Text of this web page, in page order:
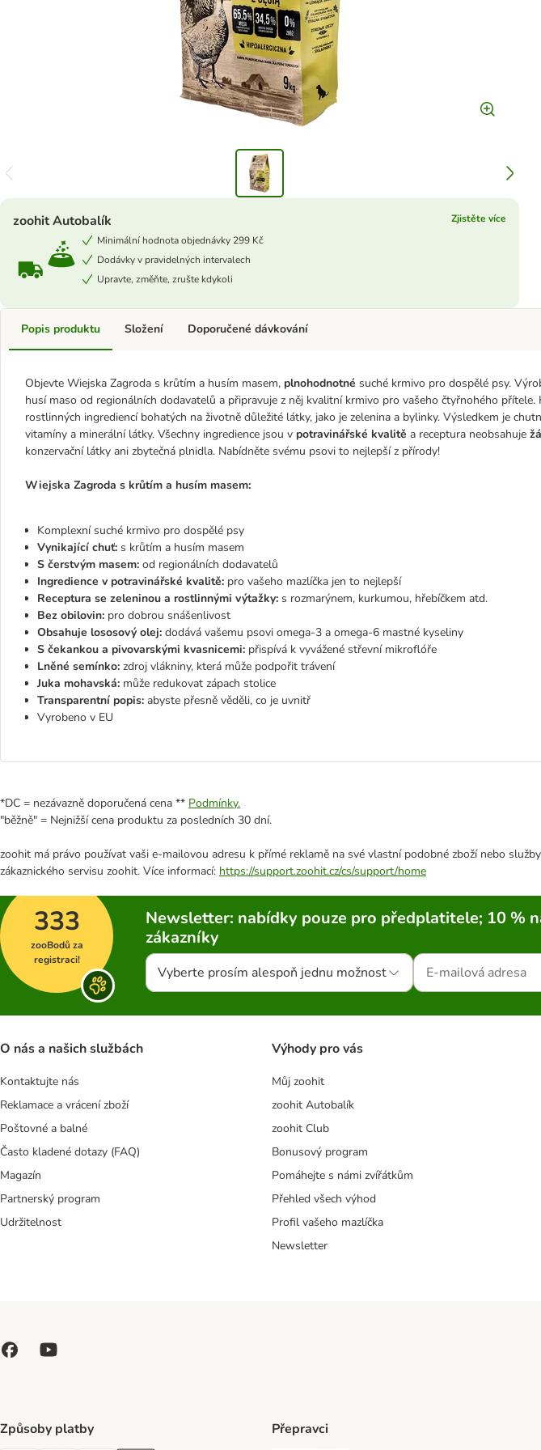
zoohit Autobalík
Zjistěte více
Minimální hodnota objednávky 299 Kč
Dodávky v pravidelných intervalech
Upravte, změňte, zrušte kdykoli
Popis produktu
Objevte Wiejska Zagroda s krůtím a husím masem, plnohodnotné suché krmivo pro dospělé psy.
husí maso od regionálních dodavatelů a připravuje z něj kvalitní krmivo pro vašeho čtyřnohého přítele.
rostlinných ingrediencí bohatých na životně důležité látky, jako je zelenina a bylinky. Výsledkem je
vitamíny a minerální látky. Všechny ingredience jsou v potravinářské kvalitě a receptura neobsahuje
konzervační látky ani zbytečná plnidla. Nabídněte svému psovi to nejlepší z přírody!
Wiejska Zagroda s krůtím a husím masem:
Komplexní suché krmivo pro dospělé psy
Vynikající chuť: s krůtím a husím masem
S čerstvým masem: od regionálních dodavatelů
Ingredience v potravinářské kvalitě: pro vašeho mazlíčka jen to nejlepší
Receptura se zeleninou a rostlinnými výtažky: s rozmarýnem, kurkumou, hřebíčkem atd.
Bez obilovin: pro dobrou snášenlivost
Obsahuje lososový olej: dodává vašemu psovi omega-3 a omega-6 mastné kyseliny
S čekankou a pivovarskými kvasnicemi: přispívá k vyvážené střevní mikroflóře
Lněné semínko: zdroj vlákniny, která může podpořit trávení
Juka mohavská: může redukovat zápach stolice
Transparentní popis: abyste přesně věděli, co je uvnitř
Vyrobeno v EU
Složení Doporučené dávkování
*DC = nezávazně doporučená cena ** Podmínky.
"běžně" = Nejnižší cena produktu za posledních 30 dní.
zoohit má právo používat vaši e-mailovou adresu k přímé reklamě na své vlastní podobné zboží nebo
zákaznického servisu zoohit. Více informací: https://support.zoohit.cz/cs/support/home
333
zooBodů za
registraci!
Newsletter: nabídky pouze pro předplatitele; 10 %
zákazníky
Vyberte prosím alespoň jednu možnost
O nás a našich službách
Kontaktujte nás
Reklamace a vrácení zboží
Poštovné a balné
Často kladené dotazy (FAQ)
Magazín
Partnerský program
Udržitelnost
Výhody pro vás
Můj zoohit
zoohit Autobalík
zoohit Club
Bonusový program
Pomáhejte s námi zvířátkům
Přehled všech výhod
Profil vašeho mazlíčka
Newsletter
Způsoby platby Přepravci